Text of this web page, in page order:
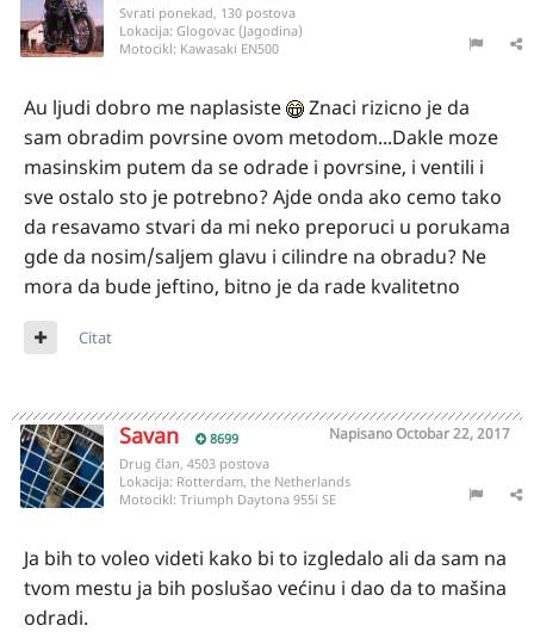
Svrati ponekad, 130 postova
Lokacija: Glogovac (Jagodina)
Motocikl: Kawasaki EN500
Au ljudi dobro me naplasiste
Znaci rizicno je da
sam obradim povrsine ovom metodom...Dakle moze
masinskim putem da se odrade i povrsine, i ventili i
sve ostalo sto je potrebno? Ajde onda ako cemo tako
da resavamo stvari da mi neko preporuci u porukama
gde da nosim/saljem glavu i cilindre na obradu? Ne
mora da bude jeftino, bitno je da rade kvalitetno
Citat
Savan 8699 NapisanoOctobar 22, 2017
Drug član, 4503 postova
Lokacija: Rotterdam, the Netherlands
Motocikl: Triumph Daytona 955i SE
Ja bih to voleo videti kako bi to izgledalo ali da sam na
tvom mestu ja bih poslušao većinu i dao da to mašina
odradi.